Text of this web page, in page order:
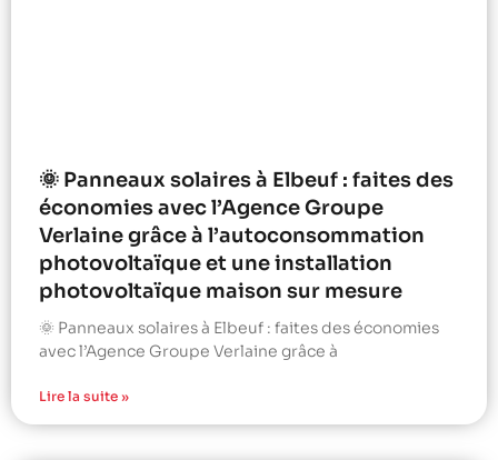
🌞 Panneaux solaires à Elbeuf : faites des
économies avec l’Agence Groupe
Verlaine grâce à l’autoconsommation
photovoltaïque et une installation
photovoltaïque maison sur mesure
🌞 Panneaux solaires à Elbeuf : faites des économies
avec l’Agence Groupe Verlaine grâce à
Lire la suite »